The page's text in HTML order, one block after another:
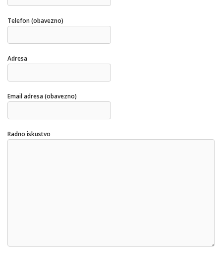
Telefon (obavezno)
Adresa
Email adresa (obavezno)
Radno iskustvo